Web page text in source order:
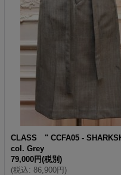
CLASS " CCFA05 -
col. Grey
79,000円(税別)
(税込: 86,900円)